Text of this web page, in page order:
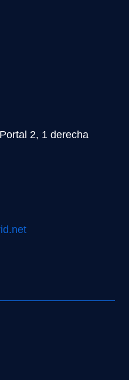
2, 1 derecha